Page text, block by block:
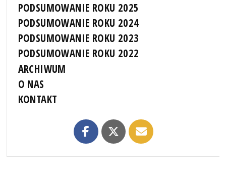
PODSUMOWANIE ROKU 2025
PODSUMOWANIE ROKU 2024
PODSUMOWANIE ROKU 2023
PODSUMOWANIE ROKU 2022
ARCHIWUM
O NAS
KONTAKT